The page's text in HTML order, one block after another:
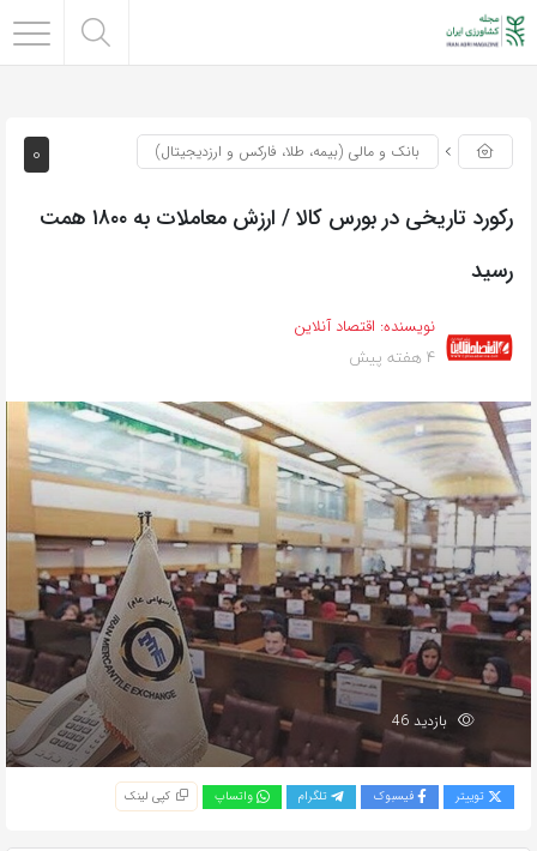
0 بانک و مالی (بیمه، طلا، فارکس و ارزدیجیتال)
رکورد تاریخی در بورس کالا / ارزش معاملات به ۱۸۰۰ همت
رسید
نویسنده: اقتصاد آنلاین
4 هفته پیش
بازدید 46
توییتر فیسبوک تلگرام واتساپ کپی لینک